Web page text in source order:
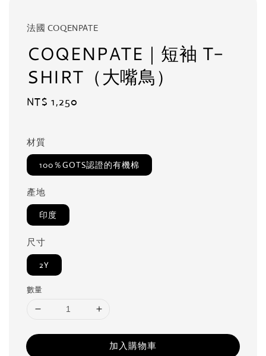
法國 COQENPATE
COQENPATE｜短袖 T-
SHIRT（大嘴鳥）
Regular
NT$ 1,250
材質
100％GOTS認證的有機棉
產地
印度
尺寸
2Y
數量
加入購物車